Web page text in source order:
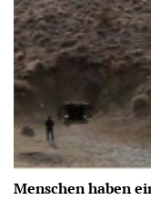
Menschen haben